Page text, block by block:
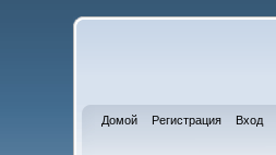
Домой Регистрация Вход